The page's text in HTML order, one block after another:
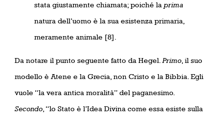
stata giustamente chiamata; poiché la prima
natura dell’uomo è la sua esistenza primaria,
meramente animale [8].
Da notare il punto seguente fatto da Hegel. Primo , il suo
modello è Atene e la Grecia, non Cristo e la Bibbia. Egli
vuole “la vera antica moralità” del paganesimo.
Secondo , “lo Stato è l’Idea Divina come essa esiste sulla